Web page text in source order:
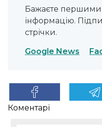
Бажаєте першими
інформацію.
стрічки.
Google News
Коментарі